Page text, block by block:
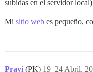
subidas en el servidor
Mi sitio web es pequeño,
Pravi (PK) 24 Abril,
19